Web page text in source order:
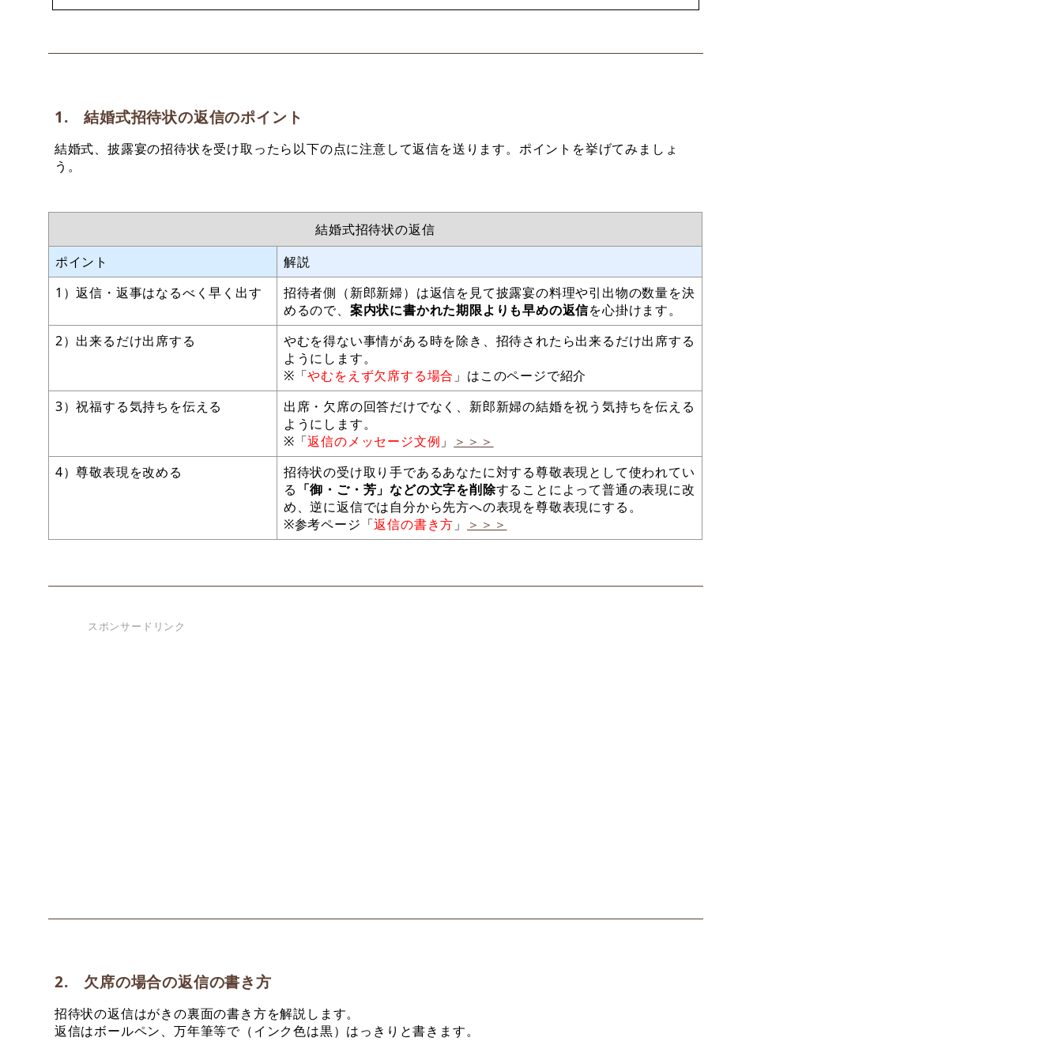
1. 結婚式招待状の返信のポイント
結婚式、披露宴の招待状を受け取ったら以下の点に注意して返信を送ります。ポイントを挙げてみましょ
う。
結婚式招待状の返信
ポイント
解説
1）返信・返事はなるべく早く出す
招待者側（新郎新婦）は返信を見て披露宴の料理や引出物の数量を決
めるので、 案内状に書かれた期限よりも早めの返信を心掛けます。
2）出来るだけ出席する
やむを得ない事情がある時を除き、招待されたら出来るだけ出席する
ようにします。
※「やむをえず欠席する場合 」はこのページで紹介
3）祝福する気持ちを伝える
出席・欠席の回答だけでなく、新郎新婦の結婚を祝う気持ちを伝える
ようにします。
※「返信のメッセージ文例 」
＞＞＞
4）尊敬表現を改める
招待状の受け取り手であるあなたに対する尊敬表現として使われてい
る 「御・ご・芳」などの文字を削除することによって普通の表現に改
め、逆に返信では自分から先方への表現を尊敬表現にする。
※参考ページ「返信の書き方 」 ＞＞＞
スポンサードリンク
2. 欠席の場合の返信の書き方
招待状の返信はがきの裏面の書き方を解説します。
返信はボールペン、万年筆等で（インク色は黒）はっきりと書きます。